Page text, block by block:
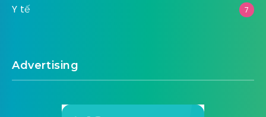
Y tế 7
Advertising